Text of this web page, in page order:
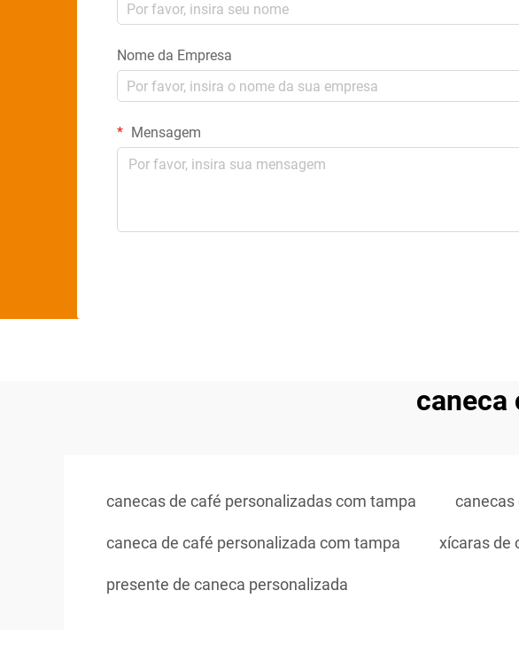
Nome da Empresa
Mensagem
caneca
canecas de café personalizadas com tampa canecas
caneca de café personalizada com tampa xícaras de
presente de caneca personalizada